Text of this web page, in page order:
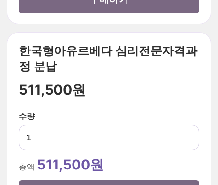
한국형아유르베다 심리전문자격과
정 분납
511,500원
수량
총액 511,500원